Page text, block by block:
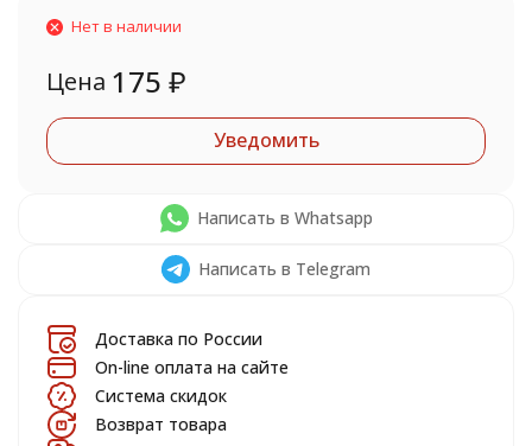
Нет в наличии
Цена 175 ₽
Уведомить
Написать в Whatsapp
Написать в Telegram
Доставка по России
On-line оплата на сайте
Система скидок
Возврат товара